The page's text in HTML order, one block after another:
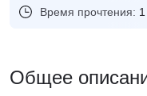
Время прочтения:
Общее